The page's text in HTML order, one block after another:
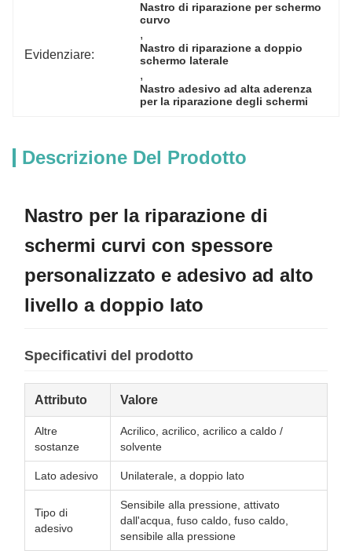
Evidenziare:
Nastro di riparazione per schermo
curvo
,
Nastro di riparazione a doppio
schermo laterale
,
Nastro adesivo ad alta aderenza
per la riparazione degli schermi
Descrizione Del Prodotto
Nastro per la riparazione di
schermi curvi con spessore
personalizzato e adesivo ad alto
livello a doppio lato
Specificativi del prodotto
Attributo Valore
Altre
sostanze
Acrilico, acrilico, acrilico a caldo /
solvente
Lato adesivo Unilaterale, a doppio lato
Tipo di
adesivo
Sensibile alla pressione, attivato
dall'acqua, fuso caldo, fuso caldo,
sensibile alla pressione